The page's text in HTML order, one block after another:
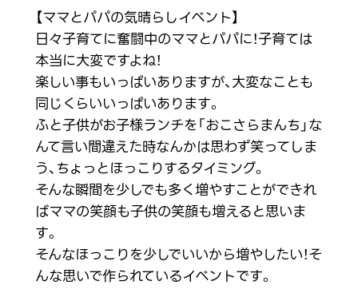
【ママとパパの気晴らしイベント】
日々子育てに奮闘中のママとパパに！子育ては
本当に大変ですよね！
楽しい事もいっぱいありますが、大変なことも
同じくらいいっぱいあります。
ふと子供がお子様ランチを「おこさらまんち」な
んて言い間違えた時なんかは思わず笑ってしま
う、ちょっとほっこりするタイミング。
そんな瞬間を少しでも多く増やすことができれ
ばママの笑顔も子供の笑顔も増えると思いま
す。
そんなほっこりを少しでいいから増やしたい！そ
んな思いで作られているイベントです。